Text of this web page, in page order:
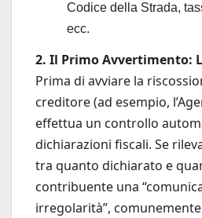
Codice della Strada,
ecc.
2. Il Primo Avvertimento:
Prima di avviare la
creditore (ad esempio,
effettua un controllo
dichiarazioni fiscali. Se
tra quanto dichiarato e
contribuente una
irregolarità”,